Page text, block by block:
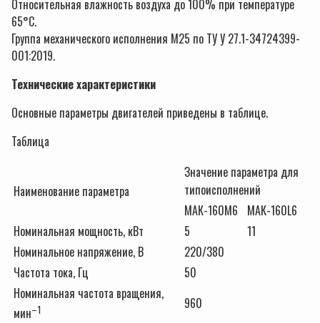
Относительная влажность воздуха до 100% при температуре
65°С.
Группа механического исполнения М25 по ТУ У 27.1-34724399-
001:2019.
Технические характеристики
Основные параметры двигателей приведены в таблице.
Таблица
Наименование параметра
Значение параметра для
типоисполнений
МАК-160М6
МАК-160L6
Номинальная мощность, кВт
5
11
Номинальное напряжение, В
220/380
Частота тока, Гц
50
Номинальная частота вращения,
мин–1
960